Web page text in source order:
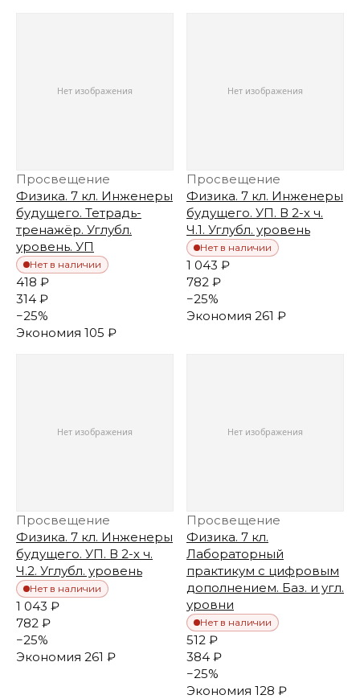
Просвещение
Физика. 7 кл. Инженеры
будущего. Тетрадь-
тренажёр. Углубл.
уровень. УП
Нет в наличии
418 ₽
314 ₽
−25%
Экономия 105 ₽
Просвещение
Физика. 7 кл. Инженеры
будущего. УП. В 2-х ч.
Ч.1. Углубл. уровень
Нет в наличии
1 043 ₽
782 ₽
−25%
Экономия 261 ₽
Просвещение
Физика. 7 кл. Инженеры
будущего. УП. В 2-х ч.
Ч.2. Углубл. уровень
Нет в наличии
1 043 ₽
782 ₽
−25%
Экономия 261 ₽
Просвещение
Физика. 7 кл.
Лабораторный
практикум с цифровым
дополнением. Баз. и угл.
уровни
Нет в наличии
512 ₽
384 ₽
−25%
Экономия 128 ₽